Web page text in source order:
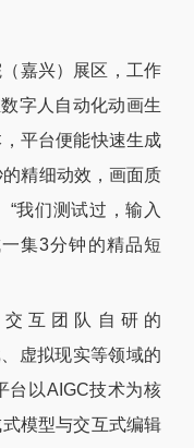
嘉兴）展区，工作
字人自动化动画生
平台便能快速生成
精细动效，画面质
我们测试过，输入
集3分钟的精品短
互团队自研的
虚拟现实等领域的
台以AIGC技术为核
模型与交互式编辑